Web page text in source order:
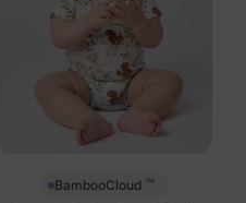
BambooCloud ™